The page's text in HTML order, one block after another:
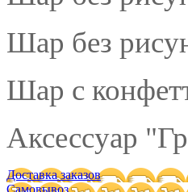
Шар без
Шар с
Аксессуар
Доставка заказов
Самовывоз